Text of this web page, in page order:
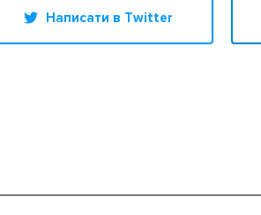
Написати в Twitter